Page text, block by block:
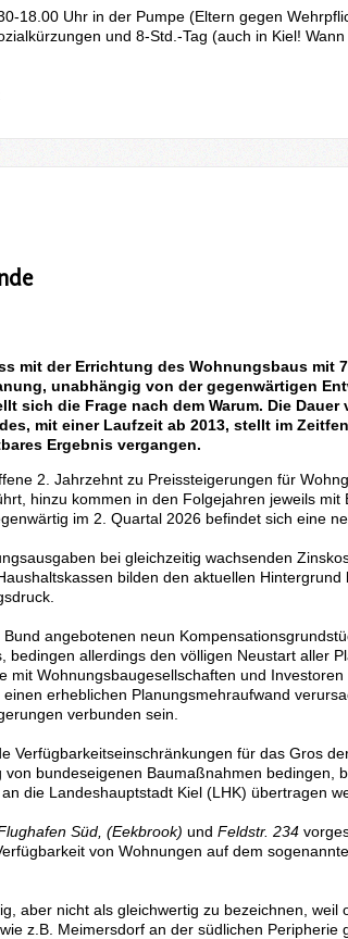
18.00 Uhr in der Pumpe (Eltern gegen
und 8-Std.-Tag (auch in Kiel!
mit der Errichtung des Wohnungsbaus mit
unabhängig von der gegenwärtigen
sich die Frage nach dem Warum. Die Dauer
mit einer Laufzeit ab 2013, stellt im
Ergebnis vergangen.
2. Jahrzehnt zu Preissteigerungen für
hinzu kommen in den Folgejahren jeweils mit
im 2. Quartal 2026 befindet sich eine
bei gleichzeitig wachsenden
bilden den aktuellen Hintergrund
angebotenen neun
allerdings den völligen Neustart aller
mit Wohnungsbaugesellschaften und
erheblichen Planungsmehraufwand
verbunden sein.
Verfügbarkeitseinschränkungen für das Gros
bundeseigenen Baumaßnahmen bedingen,
die Landeshauptstadt Kiel (LHK) übertragen
Süd, (Eekbrook) und Feldstr. 234
von Wohnungen auf dem
aber nicht als gleichwertig zu bezeichnen, weil
z.B. Meimersdorf an der südlichen Peripherie